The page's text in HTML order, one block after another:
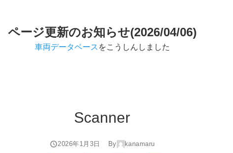
ページ更新のお知らせ(2026/04/06)
車両データベース をこうしんしました
Scanner
2026年1月3日 By kanamaru